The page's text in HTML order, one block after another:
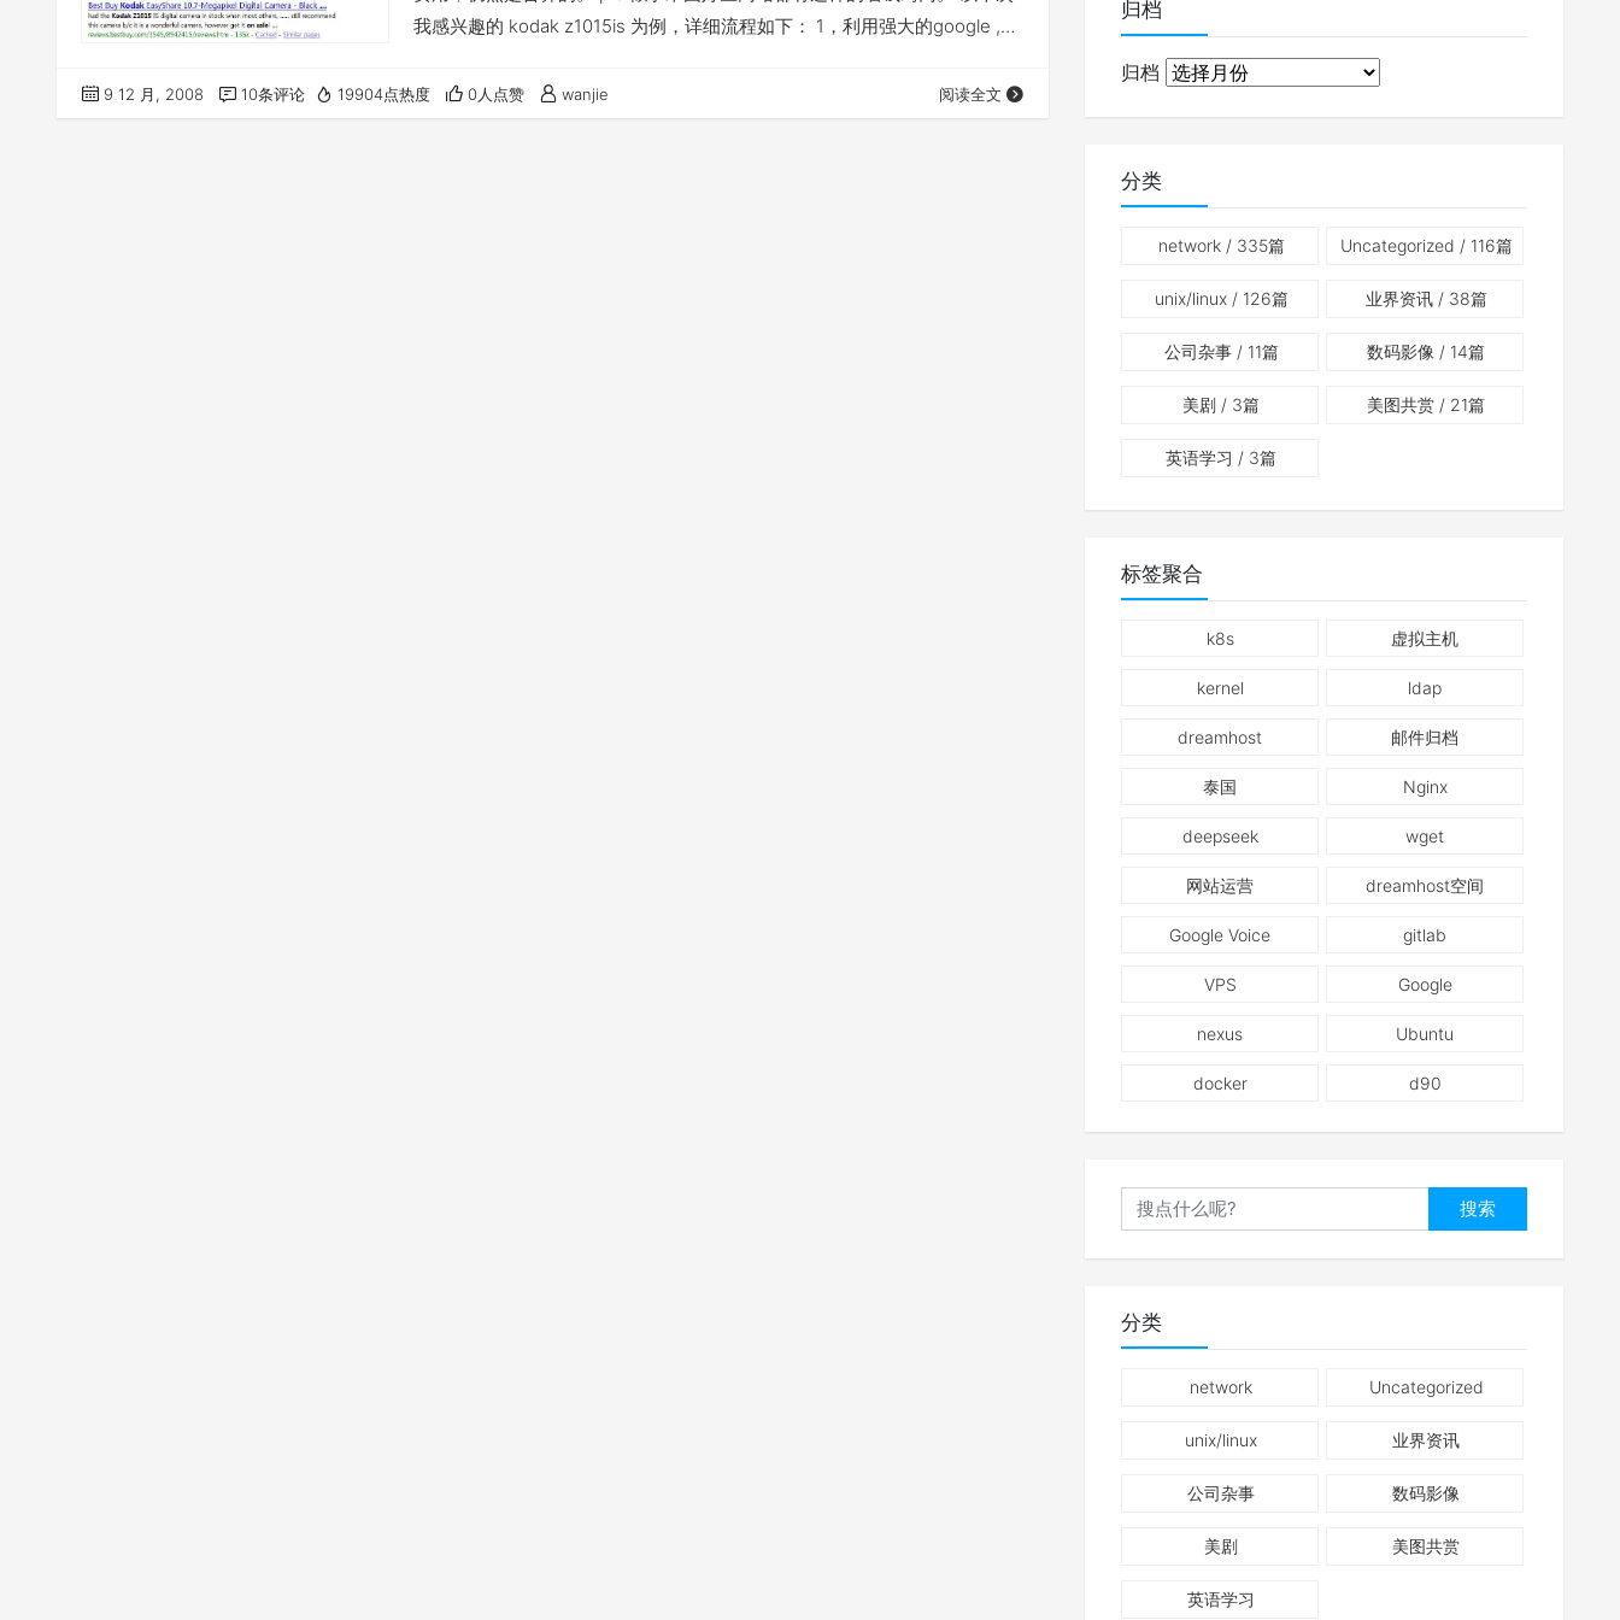
我感兴趣的 kodak z1015is 为例，详细流程如下： 1，利用强大的google ,无
文不好也要记住。呵呵。 完整版 ”On Sale Now site:bestbuy.com“ ，超级完
整过滤版：…
9 12 月, 2008 10条评论 19904点热度 0人点赞 wanjie 阅读全文
归档
归档
分类
network/ 335篇 Uncategorized / 116篇
unix/linux/ 126篇 业界资讯/ 38篇
公司杂事/ 11篇 数码影像 / 14篇
美剧 / 3篇 美图共赏 / 21篇
英语学习 / 3篇
标签聚合
k8s 虚拟主机
kernel ldap
dreamhost 邮件归档
泰国 Nginx
deepseek wget
网站运营 dreamhost空间
Google Voice gitlab
VPS Google
nexus Ubuntu
docker d90
搜索
分类
network Uncategorized
unix/linux 业界资讯
公司杂事 数码影像
美剧 美图共赏
英语学习